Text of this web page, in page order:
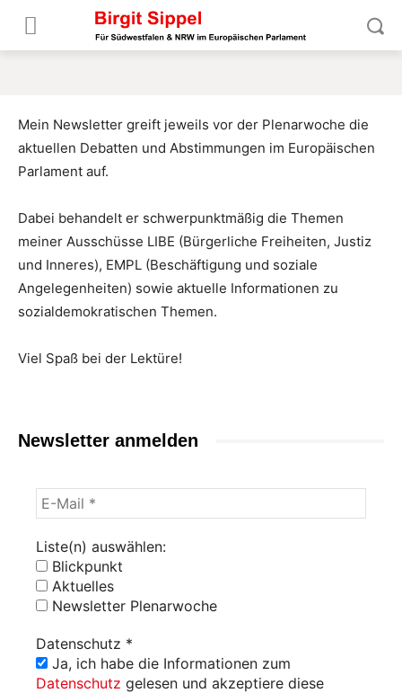
Mein Newsletter greift jeweils vor der Plenarwoche die
aktuellen Debatten und Abstimmungen im Europäischen
Parlament auf.
Dabei behandelt er schwerpunktmäßig die Themen
meiner Ausschüsse LIBE (Bürgerliche Freiheiten, Justiz
und Inneres), EMPL (Beschäftigung und soziale
Angelegenheiten) sowie aktuelle Informationen zu
sozialdemokratischen Themen.
Viel Spaß bei der Lektüre!
Newsletter anmelden
Liste(n) auswählen:
Blickpunkt
Aktuelles
Newsletter Plenarwoche
Datenschutz *
Ja, ich habe die Informationen zum
Datenschutz gelesen und akzeptiere diese